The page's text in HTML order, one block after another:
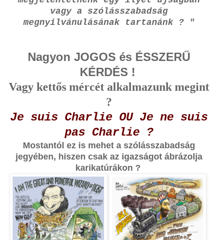
vagy a szólásszabadság
megnyilvánulásának tartanánk ? "
Nagyon JOGOS és ÉSSZERŰ
KÉRDÉS !
Vagy kettős mércét alkalmazunk megint
?
Je suis Charlie OU Je ne suis
pas Charlie ?
Mostantól ez is mehet a szólásszabadság
jegyében, hiszen csak az igazságot ábrázolja
karikatúrákon ?